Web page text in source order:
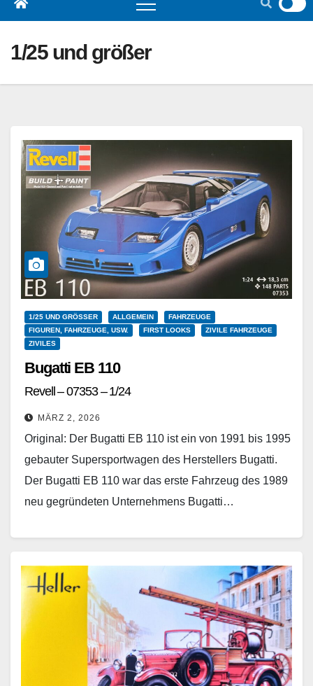
1/25 und größer
1/25 UND GRÖSSER ALLGEMEIN
FAHRZEUGE
FIGUREN, FAHRZEUGE, USW.
FIRST LOOKS
ZIVILE FAHRZEUGE
ZIVILES
Bugatti EB 110
Revell – 07353 – 1/24
MÄRZ 2, 2026
Original: Der Bugatti EB 110 ist ein von 1991 bis 1995
gebauter Supersportwagen des Herstellers Bugatti.
Der Bugatti EB 110 war das erste Fahrzeug des 1989
neu gegründeten Unternehmens Bugatti…